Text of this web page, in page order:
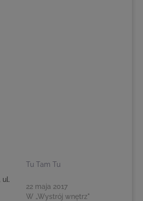
ul.
Tu Tam Tu
22 maja 2017
W „Wystrój wnętrz"